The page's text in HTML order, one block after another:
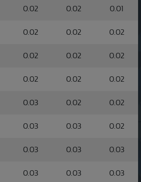
0.02 0.02 0.01
0.02 0.02 0.02
0.02 0.02 0.02
0.02 0.02 0.02
0.03 0.02 0.02
0.03 0.03 0.02
0.03 0.03 0.03
0.03 0.03 0.03